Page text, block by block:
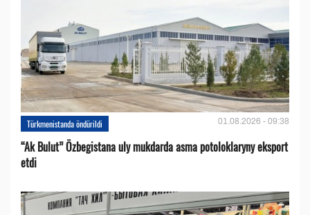
Türkmenistanda öndürildi 01.08.2026 - 09:38
“Ak Bulut” Özbegistana uly mukdarda asma potoloklaryny eksport
etdi